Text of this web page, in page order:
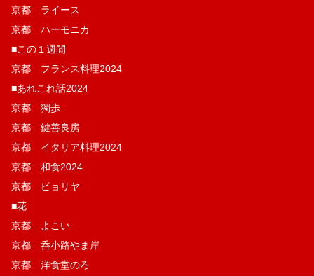
京都 ライース
京都 ハーモニカ
■この１週間
京都 フランス料理2024
■あれこれ話2024
京都 獨歩
京都 鍵善良房
京都 イタリア料理2024
京都 和食2024
京都 ピョリヤ
■花
京都 よこい
京都 呑小路やま岸
京都 洋食堂のろ